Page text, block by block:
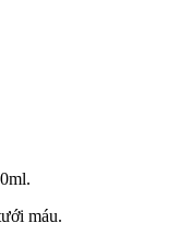
máu.